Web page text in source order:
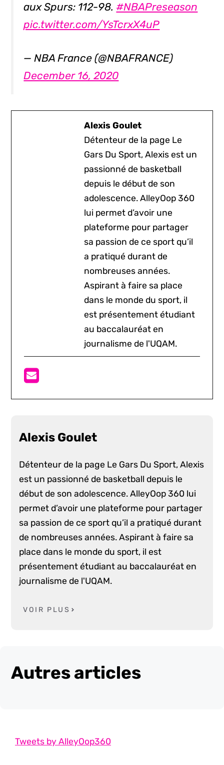
aux Spurs: 112-98. #NBAPreseason
pic.twitter.com/YsTcrxX4uP
— NBA France (@NBAFRANCE)
December 16, 2020
Alexis Goulet
Détenteur de la page Le
Gars Du Sport, Alexis est un
passionné de basketball
depuis le début de son
adolescence. AlleyOop 360
lui permet d’avoir une
plateforme pour partager
sa passion de ce sport qu’il
a pratiqué durant de
nombreuses années.
Aspirant à faire sa place
dans le monde du sport, il
est présentement étudiant
au baccalauréat en
journalisme de l'UQAM.
Alexis Goulet
Détenteur de la page Le Gars Du Sport, Alexis
est un passionné de basketball depuis le
début de son adolescence. AlleyOop 360 lui
permet d’avoir une plateforme pour partager
sa passion de ce sport qu’il a pratiqué durant
de nombreuses années. Aspirant à faire sa
place dans le monde du sport, il est
présentement étudiant au baccalauréat en
journalisme de l'UQAM.
VOIR PLUS
Autres articles
Tweets by AlleyOop360